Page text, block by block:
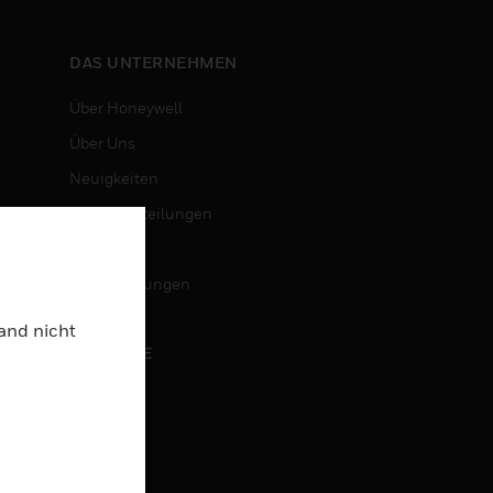
DAS UNTERNEHMEN
Über Honeywell
Über Uns
Neuigkeiten
Pressemitteilungen
Veranstaltungen
KARRIERE
nicht